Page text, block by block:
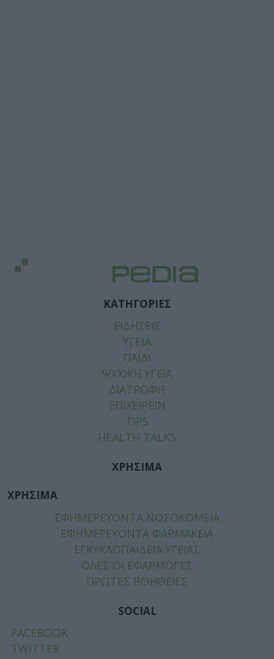
ΚΑΤΗΓΟΡΙΕΣ
ΕΙΔΗΣΕΙΣ
ΥΓΕΙΑ
ΠΑΙΔΙ
ΨΥΧΙΚΗ ΥΓΕΙΑ
ΔΙΑΤΡΟΦΗ
ΕΠΙΧΕΙΡΕΙΝ
TIPS
HEALTH TALKS
ΧΡΗΣΙΜΑ
ΧΡΗΣΙΜΑ
ΕΦΗΜΕΡΕΥΟΝΤΑ ΝΟΣΟΚΟΜΕΙΑ
ΕΦΗΜΕΡΕΥΟΝΤΑ ΦΑΡΜΑΚΕΙΑ
ΕΓΚΥΚΛΟΠΑΙΔΕΙΑ ΥΓΕΙΑΣ
ΟΛΕΣ ΟΙ ΕΦΑΡΜΟΓΕΣ
ΠΡΩΤΕΣ ΒΟΗΘΕΙΕΣ
SOCIAL
FACEBOOK
TWITTER